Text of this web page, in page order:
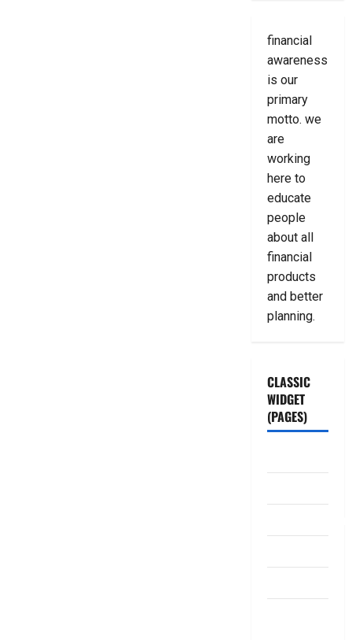
financial
awareness
is our
primary
motto. we
are
working
here to
educate
people
about all
financial
products
and better
planning.
CLASSIC
WIDGET
(PAGES)